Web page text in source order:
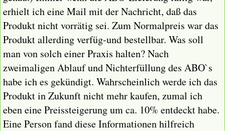
erhielt ich eine Mail mit der Nachricht, daß das
Produkt nicht vorrätig sei. Zum Normalpreis war das
Produkt allerding verfüg-und bestellbar. Was soll
man von solch einer Praxis halten? Nach
zweimaligen Ablauf und Nichterfüllung des ABO`s
habe ich es gekündigt. Wahrscheinlich werde ich das
Produkt in Zukunft nicht mehr kaufen, zumal ich
eben eine Preissteigerung um ca. 10% entdeckt habe.
Eine Person fand diese Informationen hilfreich